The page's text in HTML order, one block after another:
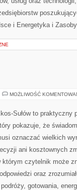
i Energetyka i
MOŻLIWOŚĆ
Sułów to praktyczny
pokazuje, że
oznaczać wielkich
ani kosztownych
którym czytelnik może
oraz
gotowania,